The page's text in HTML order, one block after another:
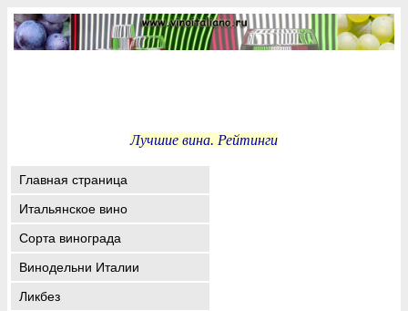
Лучшие вина. Рейтинги
Главная страница
Итальянское вино
Сорта винограда
Винодельни Италии
Ликбез